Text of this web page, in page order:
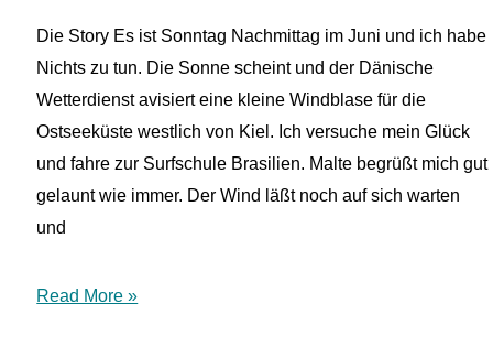
Die Story Es ist Sonntag Nachmittag im Juni und ich habe
Nichts zu tun. Die Sonne scheint und der Dänische
Wetterdienst avisiert eine kleine Windblase für die
Ostseeküste westlich von Kiel. Ich versuche mein Glück
und fahre zur Surfschule Brasilien. Malte begrüßt mich gut
gelaunt wie immer. Der Wind läßt noch auf sich warten
und
Das
Read More »